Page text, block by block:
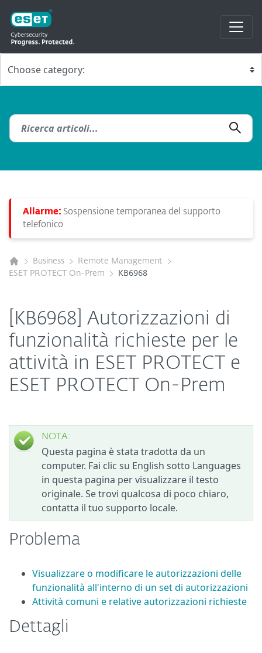
Allarme: Sospensione temporanea del supporto
telefonico
Business
Remote Management
ESET PROTECT On-Prem
KB6968
[KB6968] Autorizzazioni di
funzionalità richieste per le
attività in ESET PROTECT e
ESET PROTECT On-Prem
NOTA:
Questa pagina è stata tradotta da un
computer. Fai clic su English sotto Languages
in questa pagina per visualizzare il testo
originale. Se trovi qualcosa di poco chiaro,
contatta il tuo supporto locale.
Problema
Visualizzare o modificare le autorizzazioni delle
funzionalità all'interno di un set di autorizzazioni
Attività comuni e relative autorizzazioni richieste
Dettagli